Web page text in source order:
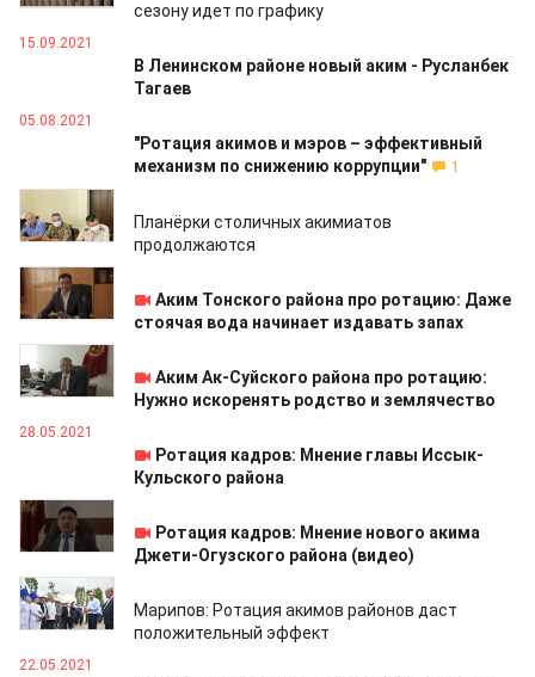
сезону идет по графику
15.09.2021
В Ленинском районе новый аким - Русланбек
Тагаев
05.08.2021
"Ротация акимов и мэров – эффективный
механизм по снижению коррупции"
1
Планёрки столичных акимиатов
продолжаются
28.05.2021
Аким Тонского района про ротацию: Даже
стоячая вода начинает издавать запах
28.05.2021
Аким Ак-Суйского района про ротацию:
Нужно искоренять родство и землячество
28.05.2021
Ротация кадров: Мнение главы Иссык-
Кульского района
28.05.2021
Ротация кадров: Мнение нового акима
Джети-Огузского района (видео)
23.05.2021
Марипов: Ротация акимов районов даст
положительный эффект
22.05.2021